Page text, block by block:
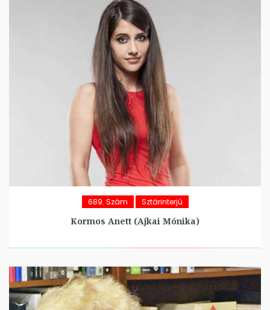
689. Szám Sztárinterjú
Kormos Anett (Ajkai Mónika)